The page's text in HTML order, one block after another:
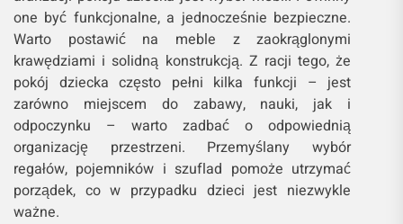
one być funkcjonalne, a jednocześnie bezpieczne.
Warto postawić na meble z zaokrąglonymi
krawędziami i solidną konstrukcją. Z racji tego, że
pokój dziecka często pełni kilka funkcji – jest
zarówno miejscem do zabawy, nauki, jak i
odpoczynku – warto zadbać o odpowiednią
organizację przestrzeni. Przemyślany wybór
regałów, pojemników i szuflad pomoże utrzymać
porządek, co w przypadku dzieci jest niezwykle
ważne.